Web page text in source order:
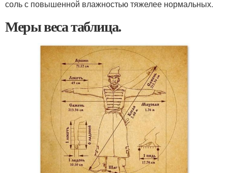
соль с повышенной влажностью тяжелее нормальных.
Меры веса таблица.